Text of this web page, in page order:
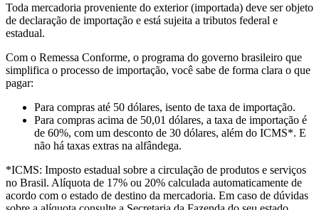
Toda mercadoria proveniente do exterior (importada) deve ser objeto
de declaração de importação e está sujeita a tributos federal e
estadual.
Com o Remessa Conforme, o programa do governo brasileiro que
simplifica o processo de importação, você sabe de forma clara o que
pagar:
Para compras até 50 dólares, isento de taxa de importação.
Para compras acima de 50,01 dólares, a taxa de importação é
de 60%, com um desconto de 30 dólares, além do ICMS*. E
não há taxas extras na alfândega.
*ICMS: Imposto estadual sobre a circulação de produtos e serviços
no Brasil. Alíquota de 17% ou 20% calculada automaticamente de
acordo com o estado de destino da mercadoria. Em caso de dúvidas